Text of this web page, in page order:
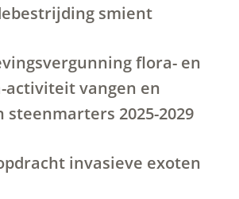
smient
flora- en
activiteit vangen en
steenmarters 2025-2029
invasieve exoten